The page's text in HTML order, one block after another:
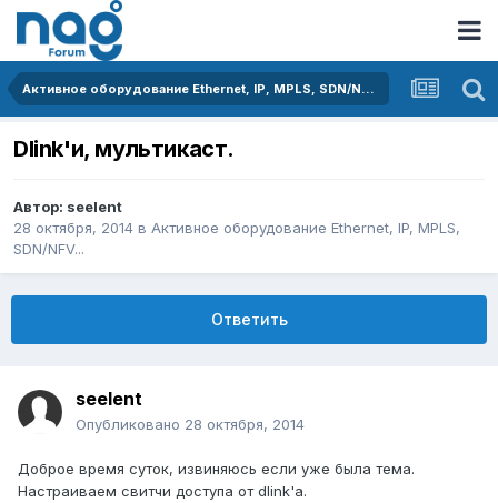
Активное оборудование Ethernet, IP, MPLS, SDN/NFV...
Dlink'и, мультикаст.
Автор: seelent
28 октября, 2014 в Активное оборудование Ethernet, IP, MPLS,
SDN/NFV...
Ответить
seelent
Опубликовано 28 октября, 2014
Доброе время суток, извиняюсь если уже была тема.
Настраиваем свитчи доступа от dlink'а.